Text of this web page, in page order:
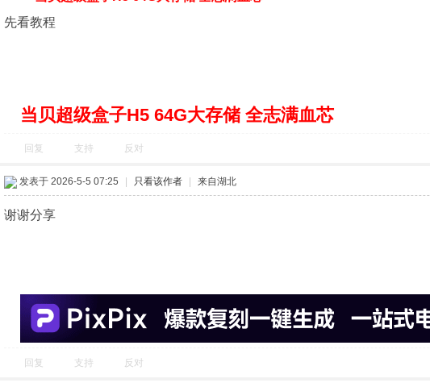
先看教程
当贝超级盒子H5 64G大存储 全志满血芯
回复 支持 反对
发表于 2026-5-5 07:25 只看该作者 来自湖北
谢谢分享
回复 支持 反对